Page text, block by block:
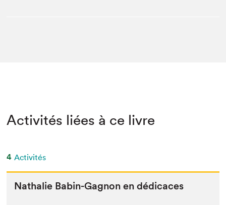
Activités liées à ce livre
4 Activités
Nathalie Babin-Gagnon en dédicaces